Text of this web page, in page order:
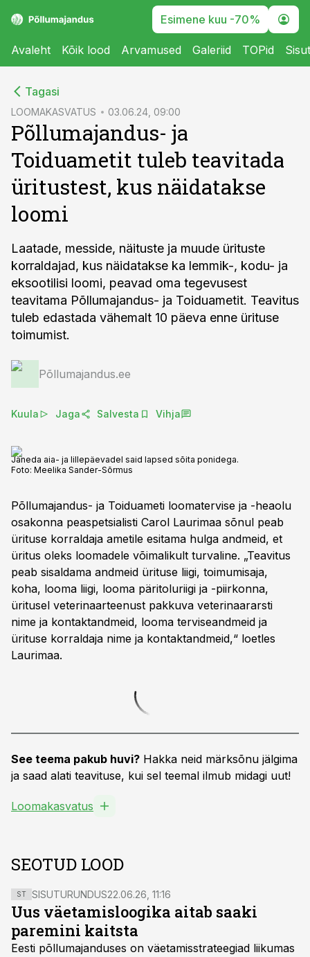
Esimene kuu -70%
Avaleht Kõik lood Arvamused Galeriid TOPid
Tagasi
LOOMAKASVATUS 03.06.24, 09:00
Põllumajandus- ja
Toiduametit tuleb teavitada
üritustest, kus näidatakse
loomi
Laatade, messide, näituste ja muude ürituste
korraldajad, kus näidatakse ka lemmik-, kodu- ja
eksootilisi loomi, peavad oma tegevusest
teavitama Põllumajandus- ja Toiduametit. Teavitus
tuleb edastada vähemalt 10 päeva enne ürituse
toimumist.
Põllumajandus.ee
Kuula Jaga Salvesta Vihja
Jäneda aia- ja lillepäevadel said lapsed sõita ponidega.
Foto: Meelika Sander-Sõrmus
Põllumajandus- ja Toiduameti loomatervise ja -heaolu
osakonna peaspetsialisti Carol Laurimaa sõnul peab
ürituse korraldaja ametile esitama hulga andmeid, et
üritus oleks loomadele võimalikult turvaline. „Teavitus
peab sisaldama andmeid ürituse liigi, toimumisaja,
koha, looma liigi, looma päritoluriigi ja -piirkonna,
üritusel veterinaarteenust pakkuva veterinaararsti
nime ja kontaktandmeid, looma terviseandmeid ja
ürituse korraldaja nime ja kontaktandmeid,“ loetles
Laurimaa.
See teema pakub huvi? Hakka neid märksõnu jälgima
ja saad alati teavituse, kui sel teemal ilmub midagi uut!
Loomakasvatus
SEOTUD LOOD
ST SISUTURUNDUS22.06.26, 11:16
Uus väetamisloogika aitab saaki
paremini kaitsta
Eesti põllumajanduses on väetamisstrateegiad liikumas